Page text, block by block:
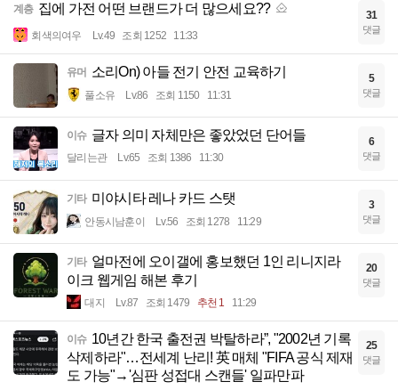
계층 집에 가전 어떤 브랜드가 더 많으세요??
회색의여우 Lv.49 조회 1252 11:33
31
댓글
유머 소리On) 아들 전기 안전 교육하기
풀소유 Lv.86 조회 1150 11:31
5
댓글
이슈 글자 의미 자체만은 좋았었던 단어들
달리는관 Lv.65 조회 1386 11:30
6
댓글
기타 미야시타 레나 카드 스탯
안동시남훈이 Lv.56 조회 1278 11:29
3
댓글
기타 얼마전에 오이갤에 홍보했던 1인 리니지라
이크 웹게임 해본 후기
대지 Lv.87 조회 1479 추천 1 11:29
20
댓글
이슈 10년간 한국 출전권 박탈하라”, "2002년 기록
삭제하라"…전세계 난리! 英 매체 "FIFA 공식 제재
도 가능"→'심판 성접대 스캔들' 일파만파
25
댓글